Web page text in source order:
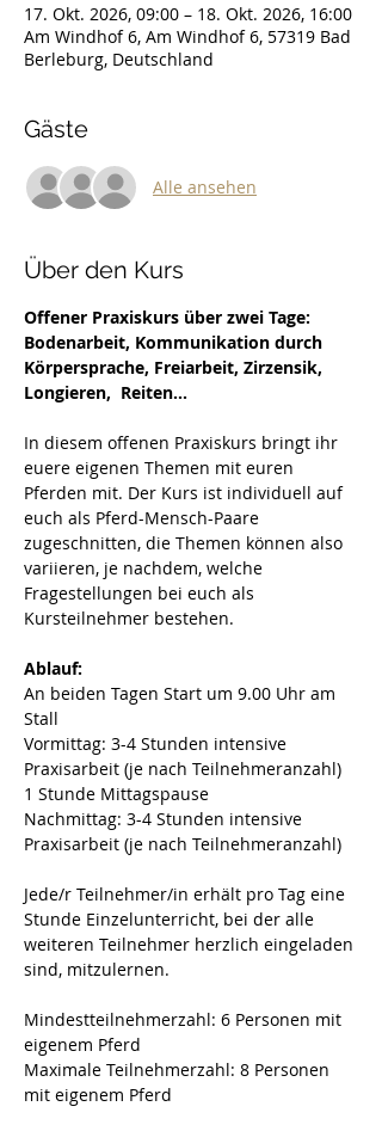
17. Okt. 2026, 09:00 – 18. Okt. 2026, 16:00
Am Windhof 6, Am Windhof 6, 57319 Bad
Berleburg, Deutschland
Gäste
Alle ansehen
Über den Kurs
Offener Praxiskurs über zwei Tage:
Bodenarbeit, Kommunikation durch
Körpersprache, Freiarbeit, Zirzensik,
Longieren,  Reiten...
In diesem offenen Praxiskurs bringt ihr
euere eigenen Themen mit euren
Pferden mit. Der Kurs ist individuell auf
euch als Pferd-Mensch-Paare
zugeschnitten, die Themen können also
variieren, je nachdem, welche
Fragestellungen bei euch als
Kursteilnehmer bestehen.
Ablauf:
An beiden Tagen Start um 9.00 Uhr am
Stall
Vormittag: 3-4 Stunden intensive
Praxisarbeit (je nach Teilnehmeranzahl)
1 Stunde Mittagspause
Nachmittag: 3-4 Stunden intensive
Praxisarbeit (je nach Teilnehmeranzahl)
Jede/r Teilnehmer/in erhält pro Tag eine
Stunde Einzelunterricht, bei der alle
weiteren Teilnehmer herzlich eingeladen
sind, mitzulernen.
Mindestteilnehmerzahl: 6 Personen mit
eigenem Pferd
Maximale Teilnehmerzahl: 8 Personen
mit eigenem Pferd